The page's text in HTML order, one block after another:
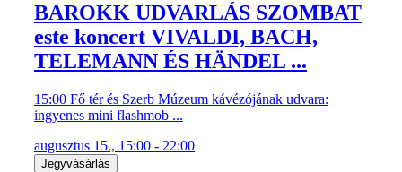
BAROKK UDVARLÁS SZOMBAT
este koncert VIVALDI, BACH,
TELEMANN ÉS HÄNDEL ...
15:00 Fő tér és Szerb Múzeum kávézójának udvara:
ingyenes mini flashmob ...
augusztus 15., 15:00 - 22:00
Jegyvásárlás